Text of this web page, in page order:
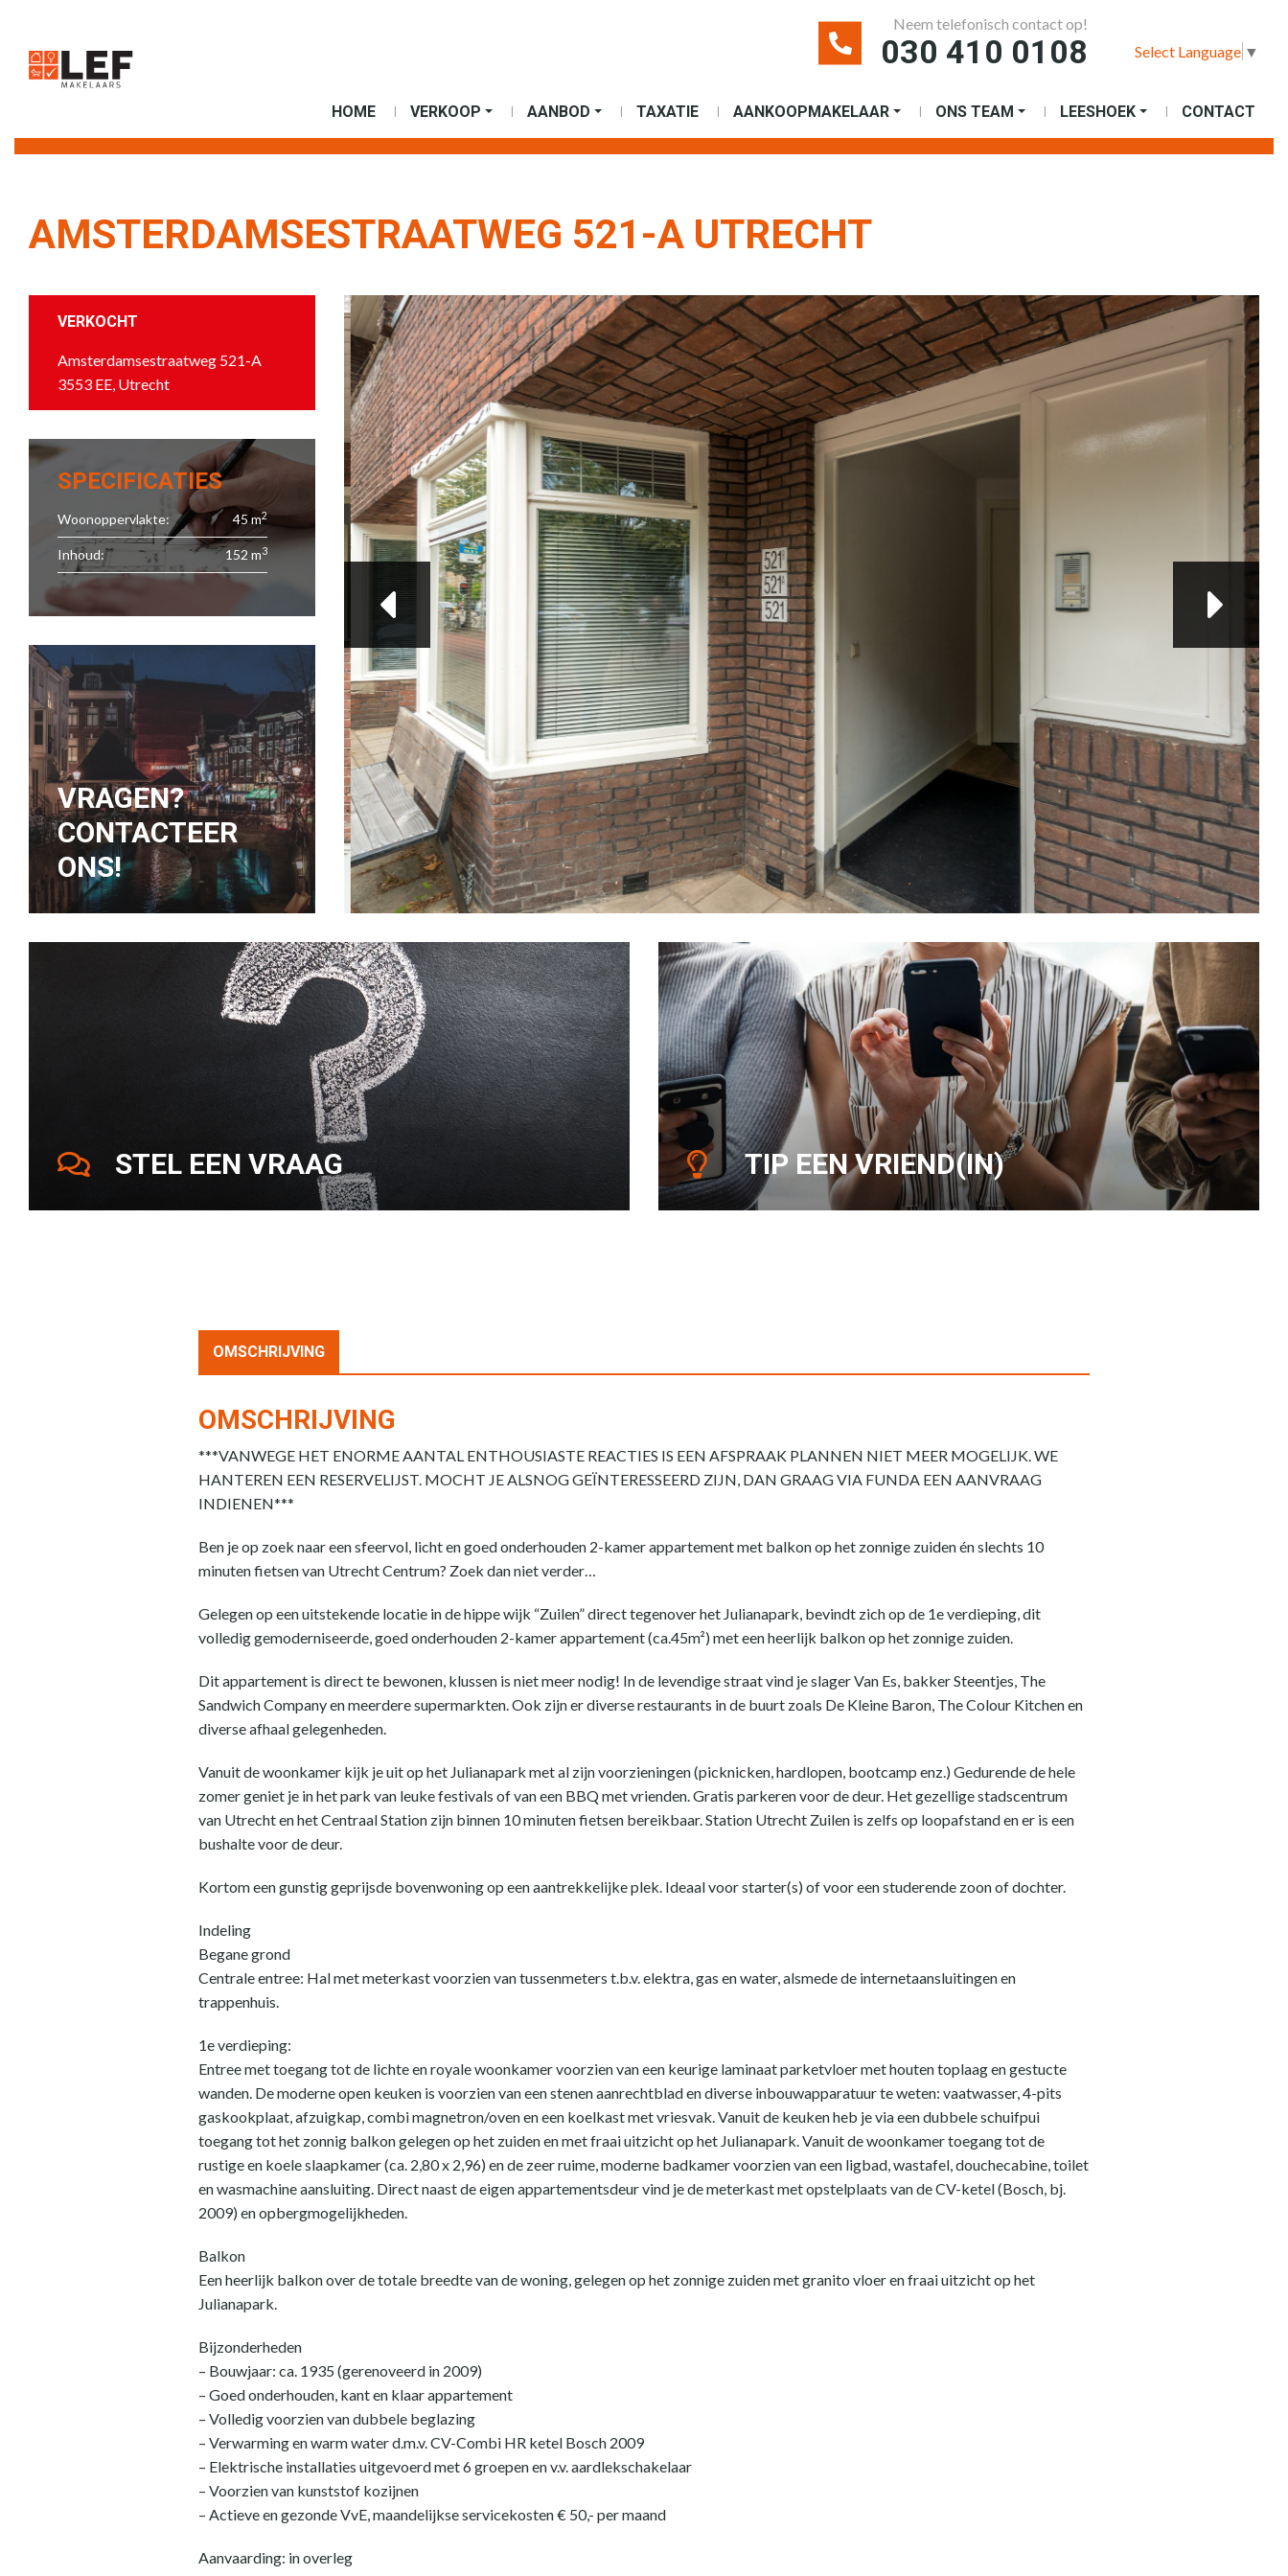
Neem telefonisch contact op!
030 410 0108 Select Language ▼
HOME VERKOOP AANBOD TAXATIE AANKOOPMAKELAAR ONS TEAM LEESHOEK CONTACT
AMSTERDAMSESTRAATWEG 521-A UTRECHT
VERKOCHT
Amsterdamsestraatweg 521-A
3553 EE, Utrecht
SPECIFICATIES
Woonoppervlakte: 45 m2
Inhoud: 152 m3
VRAGEN?
CONTACTEER
ONS!
STEL EEN VRAAG TIP EEN VRIEND(IN)
OMSCHRIJVING
OMSCHRIJVING
***VANWEGE HET ENORME AANTAL ENTHOUSIASTE REACTIES IS EEN AFSPRAAK PLANNEN NIET MEER MOGELIJK. WE
HANTEREN EEN RESERVELIJST. MOCHT JE ALSNOG GEÏNTERESSEERD ZIJN, DAN GRAAG VIA FUNDA EEN AANVRAAG
INDIENEN***
Ben je op zoek naar een sfeervol, licht en goed onderhouden 2-kamer appartement met balkon op het zonnige zuiden én slechts 10
minuten fietsen van Utrecht Centrum? Zoek dan niet verder…
Gelegen op een uitstekende locatie in de hippe wijk “Zuilen” direct tegenover het Julianapark, bevindt zich op de 1e verdieping, dit
volledig gemoderniseerde, goed onderhouden 2-kamer appartement (ca.45m²) met een heerlijk balkon op het zonnige zuiden.
Dit appartement is direct te bewonen, klussen is niet meer nodig! In de levendige straat vind je slager Van Es, bakker Steentjes, The
Sandwich Company en meerdere supermarkten. Ook zijn er diverse restaurants in de buurt zoals De Kleine Baron, The Colour Kitchen en
diverse afhaal gelegenheden.
Vanuit de woonkamer kijk je uit op het Julianapark met al zijn voorzieningen (picknicken, hardlopen, bootcamp enz.) Gedurende de hele
zomer geniet je in het park van leuke festivals of van een BBQ met vrienden. Gratis parkeren voor de deur. Het gezellige stadscentrum
van Utrecht en het Centraal Station zijn binnen 10 minuten fietsen bereikbaar. Station Utrecht Zuilen is zelfs op loopafstand en er is een
bushalte voor de deur.
Kortom een gunstig geprijsde bovenwoning op een aantrekkelijke plek. Ideaal voor starter(s) of voor een studerende zoon of dochter.
Indeling
Begane grond
Centrale entree: Hal met meterkast voorzien van tussenmeters t.b.v. elektra, gas en water, alsmede de internetaansluitingen en
trappenhuis.
1e verdieping:
Entree met toegang tot de lichte en royale woonkamer voorzien van een keurige laminaat parketvloer met houten toplaag en gestucte
wanden. De moderne open keuken is voorzien van een stenen aanrechtblad en diverse inbouwapparatuur te weten: vaatwasser, 4-pits
gaskookplaat, afzuigkap, combi magnetron/oven en een koelkast met vriesvak. Vanuit de keuken heb je via een dubbele schuifpui
toegang tot het zonnig balkon gelegen op het zuiden en met fraai uitzicht op het Julianapark. Vanuit de woonkamer toegang tot de
rustige en koele slaapkamer (ca. 2,80 x 2,96) en de zeer ruime, moderne badkamer voorzien van een ligbad, wastafel, douchecabine, toilet
en wasmachine aansluiting. Direct naast de eigen appartementsdeur vind je de meterkast met opstelplaats van de CV-ketel (Bosch, bj.
2009) en opbergmogelijkheden.
Balkon
Een heerlijk balkon over de totale breedte van de woning, gelegen op het zonnige zuiden met granito vloer en fraai uitzicht op het
Julianapark.
Bijzonderheden
– Bouwjaar: ca. 1935 (gerenoveerd in 2009)
– Goed onderhouden, kant en klaar appartement
– Volledig voorzien van dubbele beglazing
– Verwarming en warm water d.m.v. CV-Combi HR ketel Bosch 2009
– Elektrische installaties uitgevoerd met 6 groepen en v.v. aardlekschakelaar
– Voorzien van kunststof kozijnen
– Actieve en gezonde VvE, maandelijkse servicekosten € 50,- per maand
Aanvaarding: in overleg